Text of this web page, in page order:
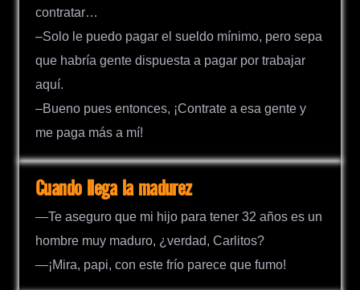
contratar…
–Solo le puedo pagar el sueldo mínimo, pero sepa
que habría gente dispuesta a pagar por trabajar
aquí.
–Bueno pues entonces, ¡Contrate a esa gente y
me paga más a mí!
Cuando llega la madurez
—Te aseguro que mi hijo para tener 32 años es un
hombre muy maduro, ¿verdad, Carlitos?
—¡Mira, papi, con este frío parece que fumo!